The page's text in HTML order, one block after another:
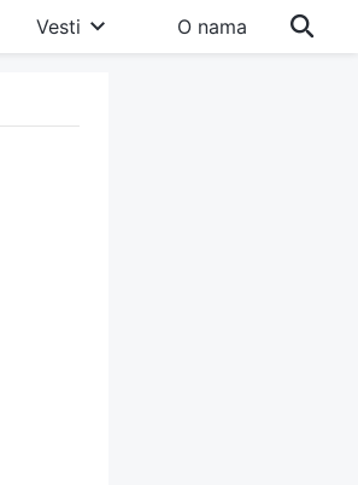
Vesti O nama